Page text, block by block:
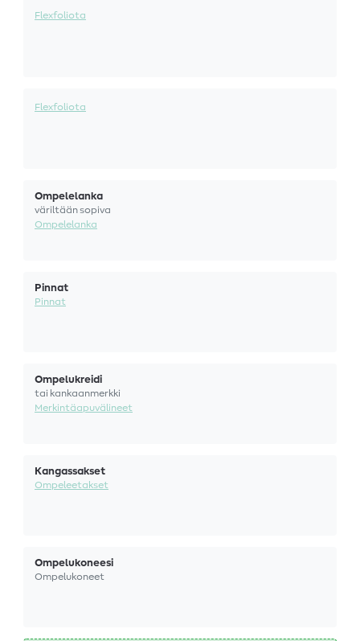
Flexfoliota
Flexfoliota
Ompelelanka
väriltään sopiva
Ompelelanka
Pinnat
Pinnat
Ompelukreidi
tai kankaanmerkki
Merkintäapuvälineet
Kangassakset
Ompeleetakset
Ompelukoneesi
Ompelukoneet